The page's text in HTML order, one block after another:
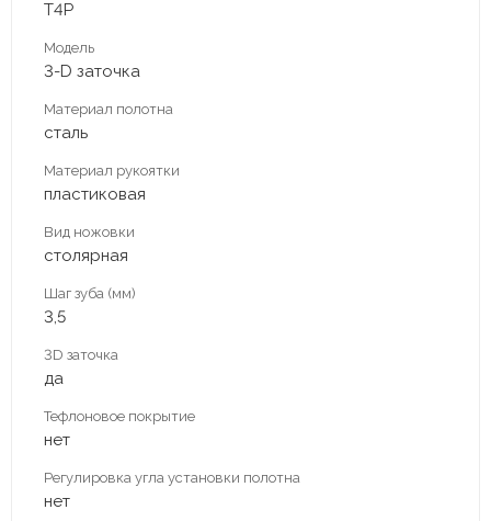
T4P
Модель
3-D заточка
Материал полотна
сталь
Материал рукоятки
пластиковая
Вид ножовки
столярная
Шаг зуба (мм)
3,5
3D заточка
да
Тефлоновое покрытие
нет
Регулировка угла установки полотна
нет